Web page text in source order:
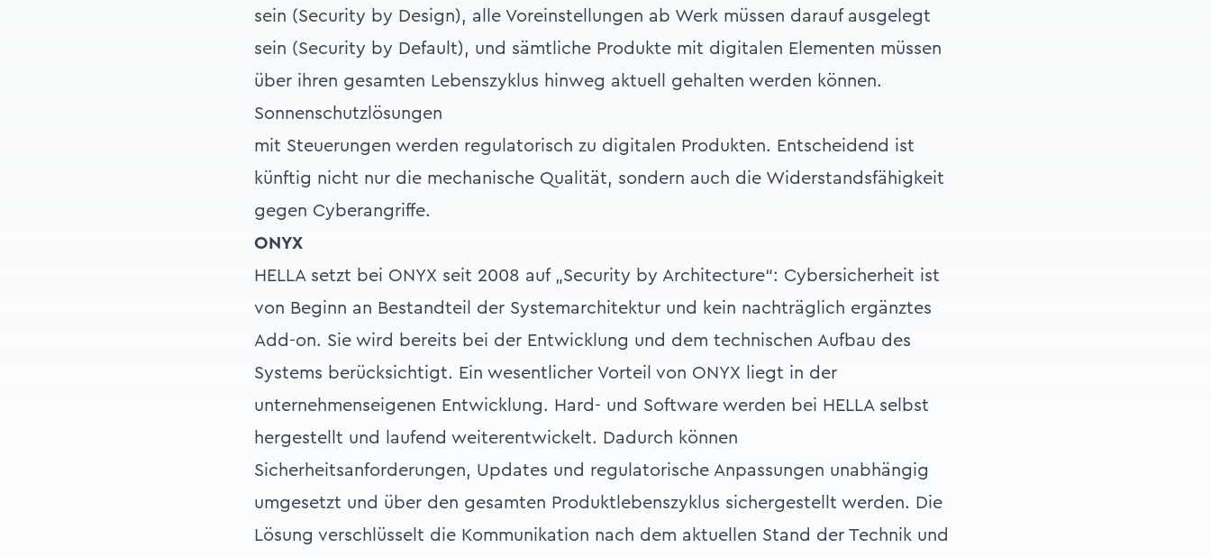
sein (Security by Design), alle Voreinstellungen ab Werk müssen darauf ausgelegt
sein (Security by Default), und sämtliche Produkte mit digitalen Elementen müssen
über ihren gesamten Lebenszyklus hinweg aktuell gehalten werden können.
Sonnenschutzlösungen
mit Steuerungen werden regulatorisch zu digitalen Produkten. Entscheidend ist
künftig nicht nur die mechanische Qualität, sondern auch die Widerstandsfähigkeit
gegen Cyberangriffe.
ONYX
HELLA setzt bei ONYX seit 2008 auf „Security by Architecture“: Cybersicherheit ist
von Beginn an Bestandteil der Systemarchitektur und kein nachträglich ergänztes
Add-on. Sie wird bereits bei der Entwicklung und dem technischen Aufbau des
Systems berücksichtigt. Ein wesentlicher Vorteil von ONYX liegt in der
unternehmenseigenen Entwicklung. Hard- und Software werden bei HELLA selbst
hergestellt und laufend weiterentwickelt. Dadurch können
Sicherheitsanforderungen, Updates und regulatorische Anpassungen unabhängig
umgesetzt und über den gesamten Produktlebenszyklus sichergestellt werden. Die
Lösung verschlüsselt die Kommunikation nach dem aktuellen Stand der Technik und